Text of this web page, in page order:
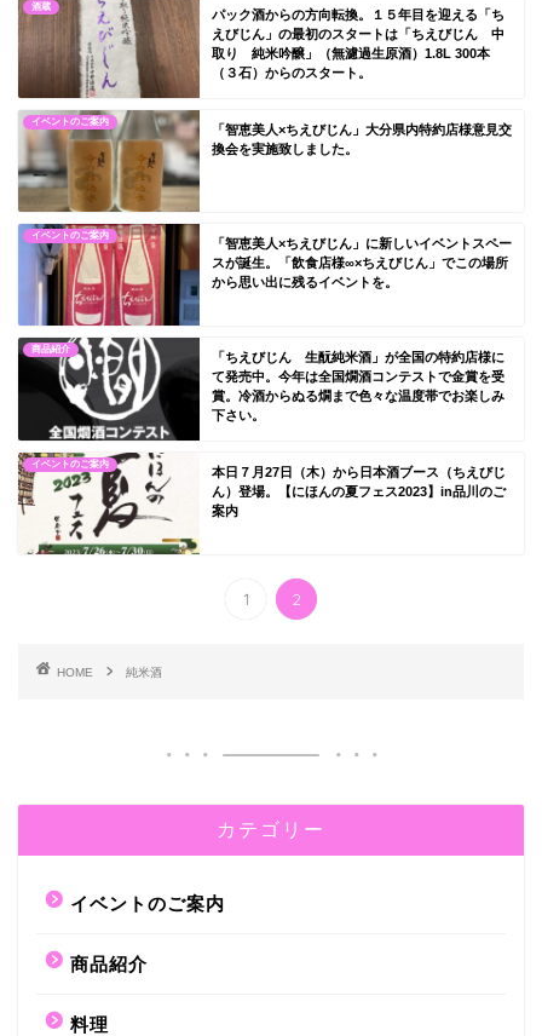
酒蔵
パック酒からの方向転換。１５年目を迎える「ち
えびじん」の最初のスタートは「ちえびじん 中
取り 純米吟醸」（無濾過生原酒）1.8L 300本
（３石）からのスタート。
イベントのご案内
「智恵美人×ちえびじん」大分県内特約店様意見交
換会を実施致しました。
イベントのご案内
「智恵美人×ちえびじん」に新しいイベントスペー
スが誕生。「飲食店様∞×ちえびじん」でこの場所
から思い出に残るイベントを。
商品紹介
「ちえびじん 生酛純米酒」が全国の特約店様に
て発売中。今年は全国燗酒コンテストで金賞を受
賞。冷酒からぬる燗まで色々な温度帯でお楽しみ
下さい。
イベントのご案内
本日７月27日（木）から日本酒ブース（ちえびじ
ん）登場。【にほんの夏フェス2023】in品川のご
案内
1 2
HOME 純米酒
カテゴリー
イベントのご案内
商品紹介
料理